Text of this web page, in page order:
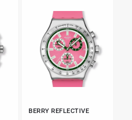
BERRY REFLECTIVE